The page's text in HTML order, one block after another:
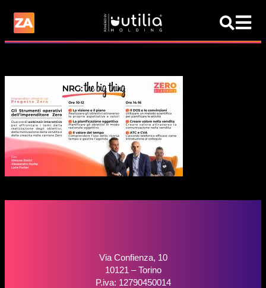
Via Confienza, 10
10121 – Torino
P.iva: 12790450014